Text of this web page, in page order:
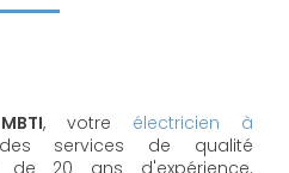
, votre électricien à
services de qualité
de 20 ans d'expérience.